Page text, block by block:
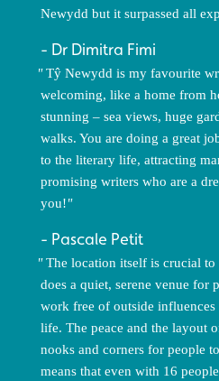
Newydd but it surpassed all
Dr Dimitra Fimi
Tŷ Newydd is my favourite
welcoming, like a home from
stunning – sea views, huge
walks. You are doing a great
to the literary life, attracting
promising writers who are a
you!
Pascale Petit
The location itself is crucial
does a quiet, serene venue for
work free of outside influences
life. The peace and the layout
nooks and corners for people
means that even with 16